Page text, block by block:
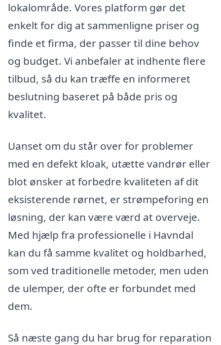
lokalområde. Vores platform gør det
enkelt for dig at sammenligne priser og
finde et firma, der passer til dine behov
og budget. Vi anbefaler at indhente flere
tilbud, så du kan træffe en informeret
beslutning baseret på både pris og
kvalitet.
Uanset om du står over for problemer
med en defekt kloak, utætte vandrør eller
blot ønsker at forbedre kvaliteten af dit
eksisterende rørnet, er strømpeforing en
løsning, der kan være værd at overveje.
Med hjælp fra professionelle i Havndal
kan du få samme kvalitet og holdbarhed,
som ved traditionelle metoder, men uden
de ulemper, der ofte er forbundet med
dem.
Så næste gang du har brug for reparation